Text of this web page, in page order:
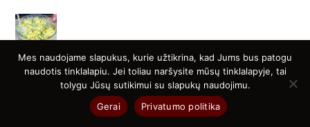
kopūstų salotos! Negaliu sugalvoti nieko skanesnio
Mes naudojame slapukus, kurie užtikrina, kad Jums bus patogu
naudotis tinklalapiu. Jei toliau naršysite mūsų tinklalapyje, tai
tolygu Jūsų sutikimui su slapukų naudojimu.
Gerai
Privatumo politika